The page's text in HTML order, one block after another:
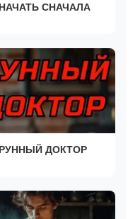
СНАЧАЛА
ДОКТОР